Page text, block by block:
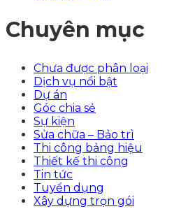
Chuyên mục
Chưa được phân loại
Dịch vụ nổi bật
Dự án
Góc chia sẻ
Sự kiện
Sửa chữa – Bảo trì
Thi công bảng hiệu
Thiết kế thi công
Tin tức
Tuyển dụng
Xây dựng trọn gói